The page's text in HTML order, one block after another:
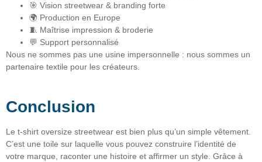
🎯 Vision streetwear & branding forte
🌍 Production en Europe
🧵 Maîtrise impression & broderie
💬 Support personnalisé
Nous ne sommes pas une usine impersonnelle : nous sommes un
partenaire textile pour les créateurs.
Conclusion
Le t-shirt oversize streetwear est bien plus qu’un simple vêtement.
C’est une toile sur laquelle vous pouvez construire l’identité de
votre marque, raconter une histoire et affirmer un style. Grâce à